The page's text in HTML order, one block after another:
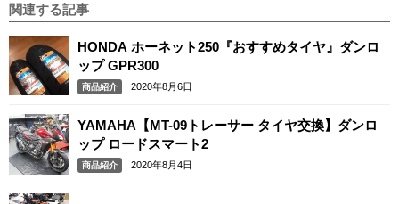
関連する記事
HONDA ホーネット250『おすすめタイヤ』ダンロ
ップ GPR300
商品紹介 2020年8月6日
YAMAHA【MT-09トレーサー タイヤ交換】ダンロ
ップ ロードスマート2
商品紹介 2020年8月4日